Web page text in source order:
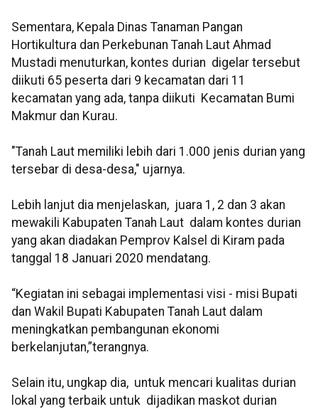
Sementara, Kepala Dinas Tanaman Pangan
Hortikultura dan Perkebunan Tanah Laut Ahmad
Mustadi menuturkan, kontes durian digelar tersebut
diikuti 65 peserta dari 9 kecamatan dari 11
kecamatan yang ada, tanpa diikuti Kecamatan Bumi
Makmur dan Kurau.
"Tanah Laut memiliki lebih dari 1.000 jenis durian yang
tersebar di desa-desa," ujarnya.
Lebih lanjut dia menjelaskan, juara 1, 2 dan 3 akan
mewakili Kabupaten Tanah Laut dalam kontes durian
yang akan diadakan Pemprov Kalsel di Kiram pada
tanggal 18 Januari 2020 mendatang.
“Kegiatan ini sebagai implementasi visi - misi Bupati
dan Wakil Bupati Kabupaten Tanah Laut dalam
meningkatkan pembangunan ekonomi
berkelanjutan,”terangnya.
Selain itu, ungkap dia, untuk mencari kualitas durian
lokal yang terbaik untuk dijadikan maskot durian